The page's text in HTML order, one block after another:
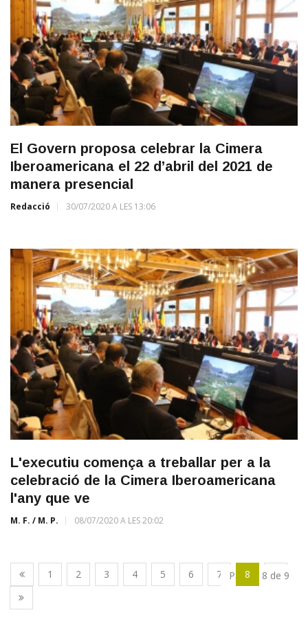
El Govern proposa celebrar la Cimera
Iberoamericana el 22 d’abril del 2021 de
manera presencial
Redacció 30/07/2020 A LES 13:06
L'executiu comença a treballar per a la
celebració de la Cimera Iberoamericana
l'any que ve
M. F. / M. P. 08/07/2020 A LES 20:02
1 2 3 4 5 6 7 8 9
Pàgina 8 de 9